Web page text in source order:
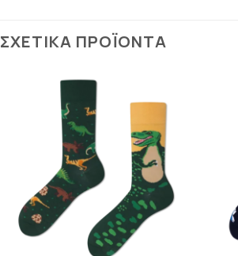
ΣΧΕΤΙΚΆ ΠΡΟΪΌΝΤΑ
ΠΡΟΣΘΉΚΗ
ΛΊΣΤΑ
ΕΠΙΘΥΜΙΏΝ